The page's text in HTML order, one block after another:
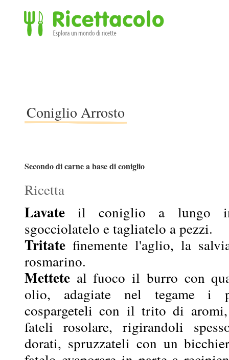
Coniglio Arrosto
Secondo di carne a base di coniglio
Ricetta
Lavate il coniglio a lungo in
sgocciolatelo e tagliatelo a pezzi.
Tritate finemente l'aglio, la
rosmarino.
Mettete al fuoco il burro con
olio, adagiate nel tegame i
cospargeteli con il trito di
fateli rosolare, rigirandoli
dorati, spruzzateli con un